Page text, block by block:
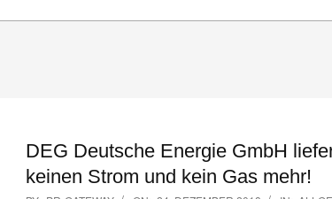
DEG Deutsche Energie GmbH
keinen Strom und kein Gas mehr!